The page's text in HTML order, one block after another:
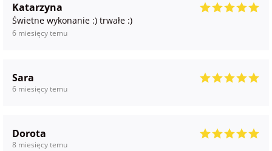
Katarzyna
Świetne wykonanie :) trwałe :)
6 miesięcy temu
Sara
6 miesięcy temu
Dorota
8 miesięcy temu